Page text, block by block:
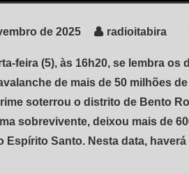
de 2025 radioitabira
feira (5), às 16h20, se lembra
de mais de 50 milhões
soterrou o distrito de Bento
sobrevivente, deixou mais de
Espírito Santo. Nesta data,